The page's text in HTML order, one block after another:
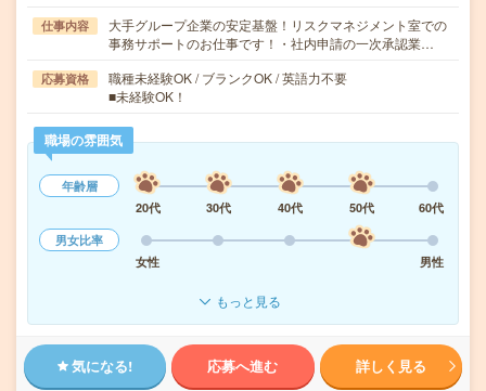
仕事内容
大手グループ企業の安定基盤！リスクマネジメント室での
事務サポートのお仕事です！・社内申請の一次承認業…
応募資格
職種未経験OK / ブランクOK / 英語力不要
■未経験OK！
職場の雰囲気
年齢層
20代
30代 40代 50代
60代
男女比率
女性
男性
もっと見る
気になる! 応募へ進む 詳しく見る